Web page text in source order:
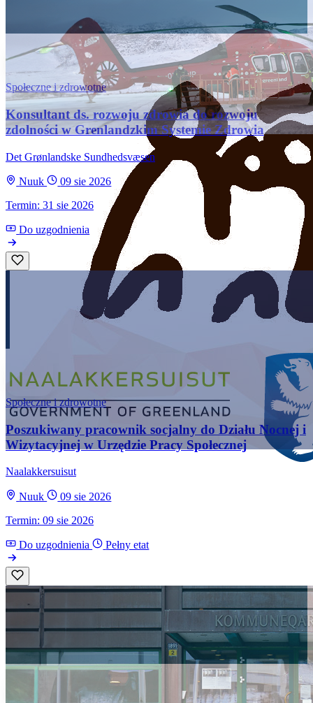
Społeczne i zdrowotne
Konsultant ds. rozwoju zdrowia do rozwoju
zdolności w Grenlandzkim Systemie Zdrowia
Det Grønlandske Sundhedsvæsen
Nuuk
09 sie 2026
Termin: 31 sie 2026
Do uzgodnienia
Społeczne i zdrowotne
Poszukiwany pracownik socjalny do Działu Nocnej i
Wizytacyjnej w Urzędzie Pracy Społecznej
Naalakkersuisut
Nuuk
09 sie 2026
Termin: 09 sie 2026
Do uzgodnienia Pełny etat